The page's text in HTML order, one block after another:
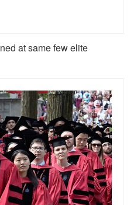
at same few elite